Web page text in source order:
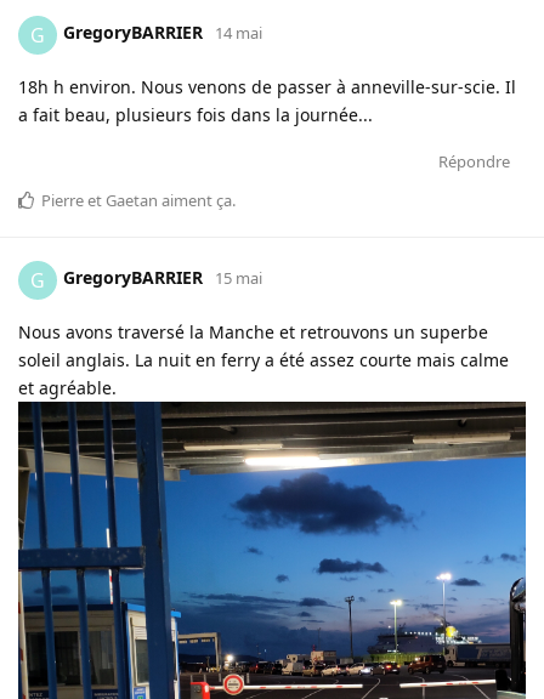
G GregoryBARRIER 14 mai
18h h environ. Nous venons de passer à anneville-sur-scie. Il
a fait beau, plusieurs fois dans la journée...
Répondre
Pierreet Gaetan aiment ça.
G GregoryBARRIER 15 mai
Nous avons traversé la Manche et retrouvons un superbe
soleil anglais. La nuit en ferry a été assez courte mais calme
et agréable.